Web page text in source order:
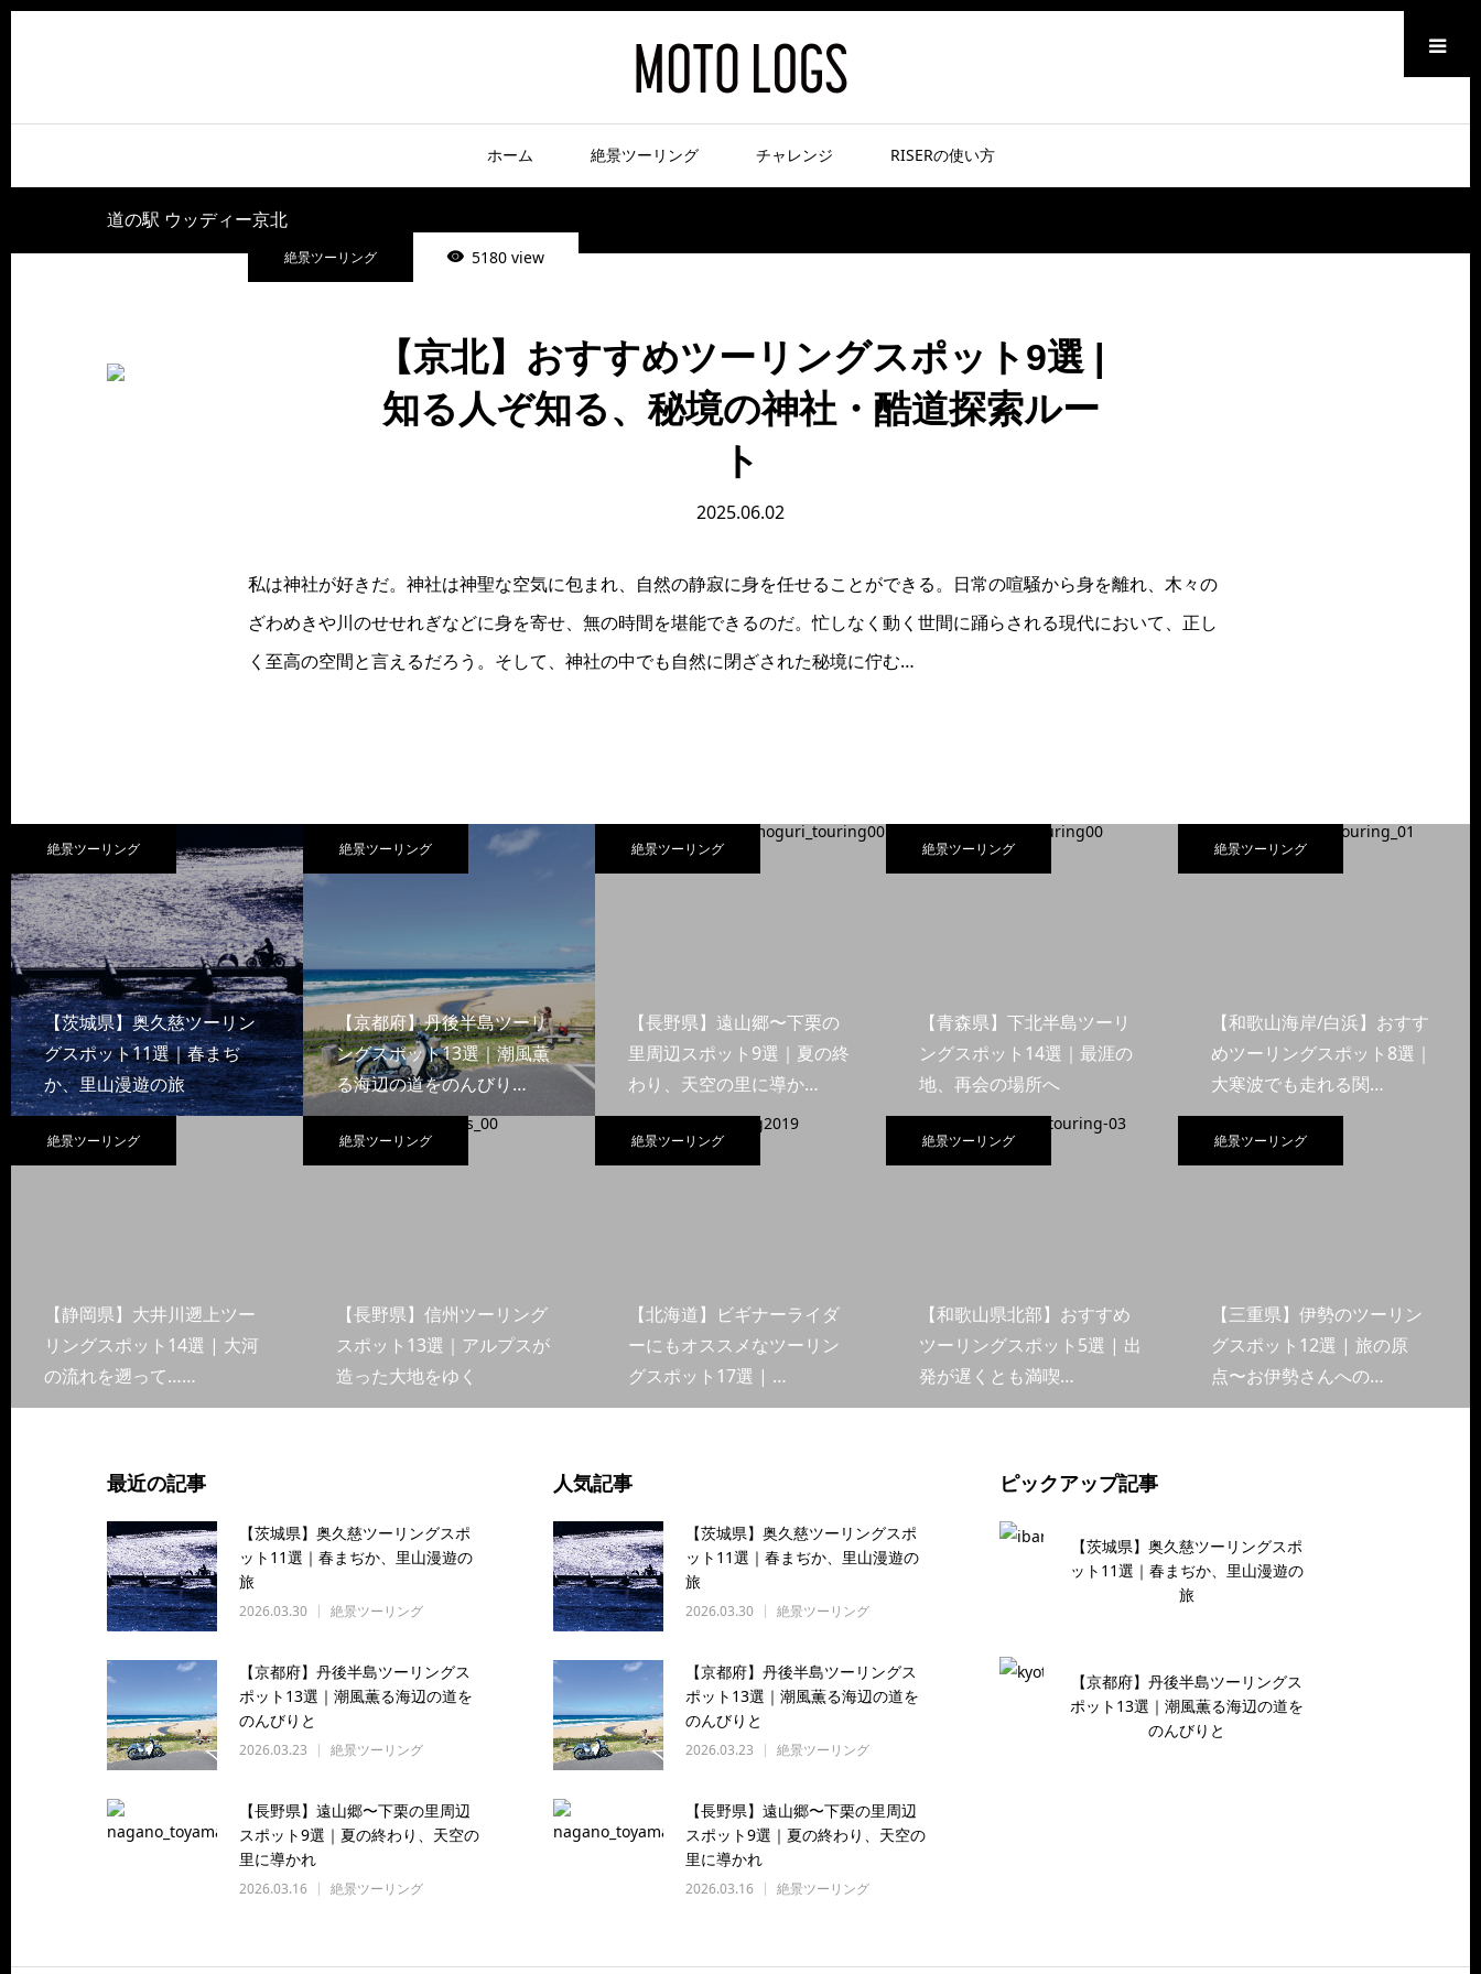
メニュー
ホーム 絶景ツーリング チャレンジ RISERの使い方
道の駅 ウッディー京北
絶景ツーリング
5180 view
【京北】おすすめツーリングスポット9選 |
知る人ぞ知る、秘境の神社・酷道探索ルー
ト
2025.06.02
私は神社が好きだ。神社は神聖な空気に包まれ、自然の静寂に身を任せることができる。日常の喧騒から身を離れ、木々の
ざわめきや川のせせれぎなどに身を寄せ、無の時間を堪能できるのだ。忙しなく動く世間に踊らされる現代において、正し
く至高の空間と言えるだろう。そして、神社の中でも自然に閉ざされた秘境に佇む…
絶景ツーリング
【茨城県】奥久慈ツーリン
グスポット11選｜春まぢ
か、里山漫遊の旅
絶景ツーリング
【京都府】丹後半島ツーリ
ングスポット13選｜潮風薫
る海辺の道をのんびり…
絶景ツーリング
【長野県】遠山郷〜下栗の
里周辺スポット9選｜夏の終
わり、天空の里に導か…
絶景ツーリング
【青森県】下北半島ツーリ
ングスポット14選｜最涯の
地、再会の場所へ
絶景ツーリング
【和歌山海岸/白浜】おすす
めツーリングスポット8選｜
大寒波でも走れる関…
絶景ツーリング
【静岡県】大井川遡上ツー
リングスポット14選 | 大河
の流れを遡って……
絶景ツーリング
【長野県】信州ツーリング
スポット13選｜アルプスが
造った大地をゆく
絶景ツーリング
【北海道】ビギナーライダ
ーにもオススメなツーリン
グスポット17選 | …
絶景ツーリング
【和歌山県北部】おすすめ
ツーリングスポット5選 | 出
発が遅くとも満喫…
絶景ツーリング
【三重県】伊勢のツーリン
グスポット12選 | 旅の原
点〜お伊勢さんへの…
最近の記事
【茨城県】奥久慈ツーリングスポ
ット11選｜春まぢか、里山漫遊の
旅
2026.03.30 絶景ツーリング
【京都府】丹後半島ツーリングス
ポット13選｜潮風薫る海辺の道を
のんびりと
2026.03.23 絶景ツーリング
【長野県】遠山郷〜下栗の里周辺
スポット9選｜夏の終わり、天空の
里に導かれ
2026.03.16 絶景ツーリング
人気記事
【茨城県】奥久慈ツーリングスポ
ット11選｜春まぢか、里山漫遊の
旅
2026.03.30 絶景ツーリング
【京都府】丹後半島ツーリングス
ポット13選｜潮風薫る海辺の道を
のんびりと
2026.03.23 絶景ツーリング
【長野県】遠山郷〜下栗の里周辺
スポット9選｜夏の終わり、天空の
里に導かれ
2026.03.16 絶景ツーリング
ピックアップ記事
【茨城県】奥久慈ツーリングスポ
ット11選｜春まぢか、里山漫遊の
旅
【京都府】丹後半島ツーリングス
ポット13選｜潮風薫る海辺の道を
のんびりと